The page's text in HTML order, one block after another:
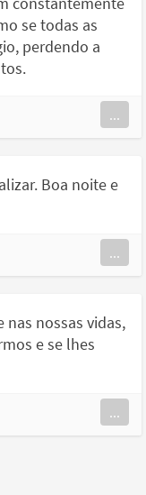
se todas as
perdendo a
...
Boa noite e
...
nossas vidas,
e se lhes
...